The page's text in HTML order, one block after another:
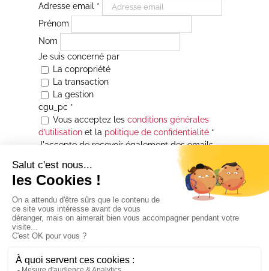
Adresse email *
Prénom
Nom
Je suis concerné par
La copropriété
La transaction
La gestion
cgu_pc *
Vous acceptez les conditions générales
d’utilisationet la politique de confidentialité*
J'accepte de recevoir également des emails
Je souhaite être informé(e) de toutes les
actualités immobilières des agences de la
Maison Atrium Gestion. À tout moment, vous
pourrez utiliser le lien de désabonnement
intégré aux courriers électroniques qui vous
seront envoyés.
* Champs obligatoires